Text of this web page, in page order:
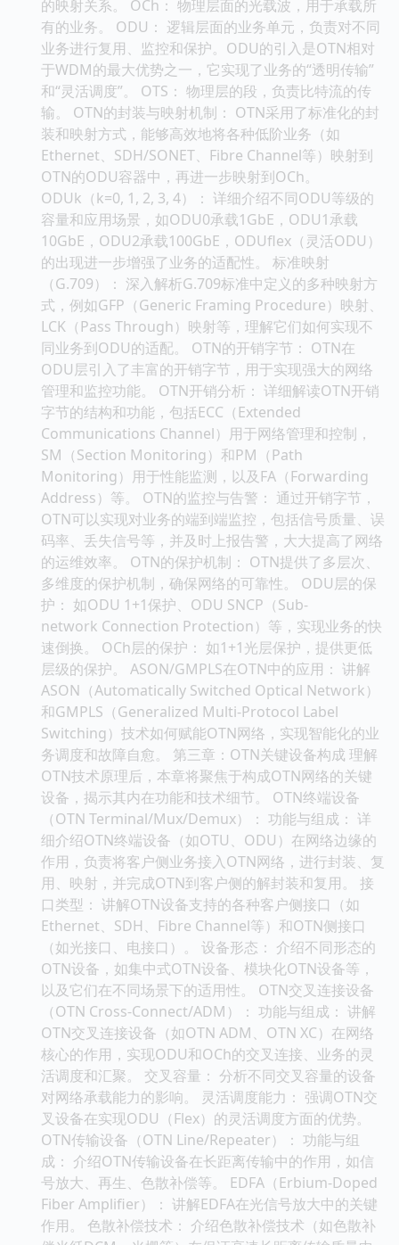
的映射关系。 OCh： 物理层面的光载波，用于承载所
有的业务。 ODU： 逻辑层面的业务单元，负责对不同
业务进行复用、监控和保护。ODU的引入是OTN相对
于WDM的最大优势之一，它实现了业务的“透明传输”
和“灵活调度”。 OTS： 物理层的段，负责比特流的传
输。 OTN的封装与映射机制： OTN采用了标准化的封
装和映射方式，能够高效地将各种低阶业务（如
Ethernet、SDH/SONET、Fibre Channel等）映射到
OTN的ODU容器中，再进一步映射到OCh。
ODUk（k=0, 1, 2, 3, 4）： 详细介绍不同ODU等级的
容量和应用场景，如ODU0承载1GbE，ODU1承载
10GbE，ODU2承载100GbE，ODUflex（灵活ODU）
的出现进一步增强了业务的适配性。 标准映射
（G.709）： 深入解析G.709标准中定义的多种映射方
式，例如GFP（Generic Framing Procedure）映射、
LCK（Pass Through）映射等，理解它们如何实现不
同业务到ODU的适配。 OTN的开销字节： OTN在
ODU层引入了丰富的开销字节，用于实现强大的网络
管理和监控功能。 OTN开销分析： 详细解读OTN开销
字节的结构和功能，包括ECC（Extended
Communications Channel）用于网络管理和控制，
SM（Section Monitoring）和PM（Path
Monitoring）用于性能监测，以及FA（Forwarding
Address）等。 OTN的监控与告警： 通过开销字节，
OTN可以实现对业务的端到端监控，包括信号质量、误
码率、丢失信号等，并及时上报告警，大大提高了网络
的运维效率。 OTN的保护机制： OTN提供了多层次、
多维度的保护机制，确保网络的可靠性。 ODU层的保
护： 如ODU 1+1保护、ODU SNCP（Sub-
network Connection Protection）等，实现业务的快
速倒换。 OCh层的保护： 如1+1光层保护，提供更低
层级的保护。 ASON/GMPLS在OTN中的应用： 讲解
ASON（Automatically Switched Optical Network）
和GMPLS（Generalized Multi-Protocol Label
Switching）技术如何赋能OTN网络，实现智能化的业
务调度和故障自愈。 第三章：OTN关键设备构成 理解
OTN技术原理后，本章将聚焦于构成OTN网络的关键
设备，揭示其内在功能和技术细节。 OTN终端设备
（OTN Terminal/Mux/Demux）： 功能与组成： 详
细介绍OTN终端设备（如OTU、ODU）在网络边缘的
作用，负责将客户侧业务接入OTN网络，进行封装、复
用、映射，并完成OTN到客户侧的解封装和复用。 接
口类型： 讲解OTN设备支持的各种客户侧接口（如
Ethernet、SDH、Fibre Channel等）和OTN侧接口
（如光接口、电接口）。 设备形态： 介绍不同形态的
OTN设备，如集中式OTN设备、模块化OTN设备等，
以及它们在不同场景下的适用性。 OTN交叉连接设备
（OTN Cross-Connect/ADM）： 功能与组成： 讲解
OTN交叉连接设备（如OTN ADM、OTN XC）在网络
核心的作用，实现ODU和OCh的交叉连接、业务的灵
活调度和汇聚。 交叉容量： 分析不同交叉容量的设备
对网络承载能力的影响。 灵活调度能力： 强调OTN交
叉设备在实现ODU（Flex）的灵活调度方面的优势。
OTN传输设备（OTN Line/Repeater）： 功能与组
成： 介绍OTN传输设备在长距离传输中的作用，如信
号放大、再生、色散补偿等。 EDFA（Erbium-Doped
Fiber Amplifier）： 讲解EDFA在光信号放大中的关键
作用。 色散补偿技术： 介绍色散补偿技术（如色散补